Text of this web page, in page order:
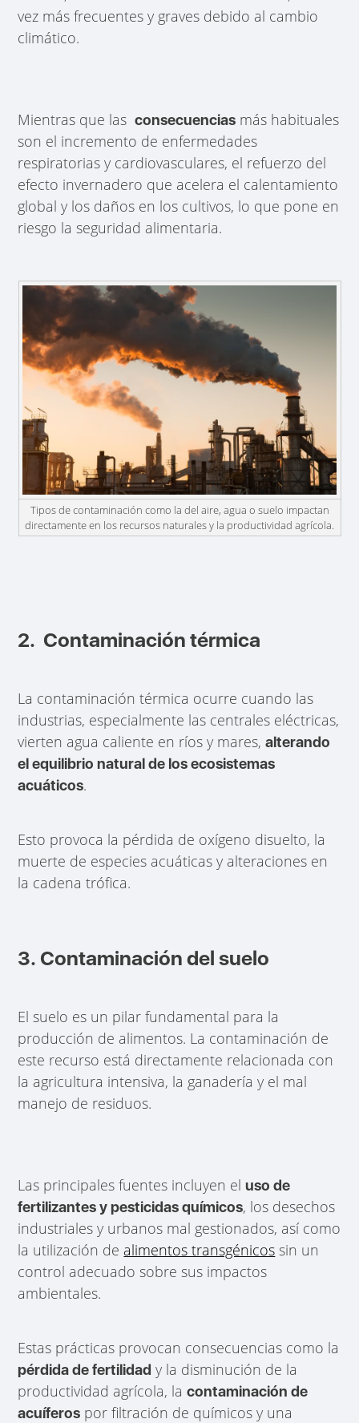
vez más frecuentes y graves debido al cambio
climático.
Mientras que lasconsecuencias más habituales
son el incremento de enfermedades
respiratorias y cardiovasculares, el refuerzo del
efecto invernadero que acelera el calentamiento
global y los daños en los cultivos, lo que pone en
riesgo la seguridad alimentaria.
Tipos de contaminación como la del aire, agua o suelo impactan
directamente en los recursos naturales y la productividad agrícola.
2. Contaminación térmica
La contaminación térmica ocurre cuando las
industrias, especialmente las centrales eléctricas,
vierten agua caliente en ríos y mares,alterando
el equilibrio natural de los ecosistemas
acuáticos.
Esto provoca la pérdida de oxígeno disuelto, la
muerte de especies acuáticas y alteraciones en
la cadena trófica.
3. Contaminación del suelo
El suelo es un pilar fundamental para la
producción de alimentos. La contaminación de
este recurso está directamente relacionada con
la agricultura intensiva, la ganadería y el mal
manejo de residuos.
Las principales fuentes incluyen eluso de
fertilizantes y pesticidas químicos, los desechos
industriales y urbanos mal gestionados, así como
la utilización de alimentos transgénicos sin un
control adecuado sobre sus impactos
ambientales.
Estas prácticas provocan consecuencias como la
pérdida de fertilidad y la disminución de la
productividad agrícola, lacontaminación de
acuíferos por filtración de químicos y una